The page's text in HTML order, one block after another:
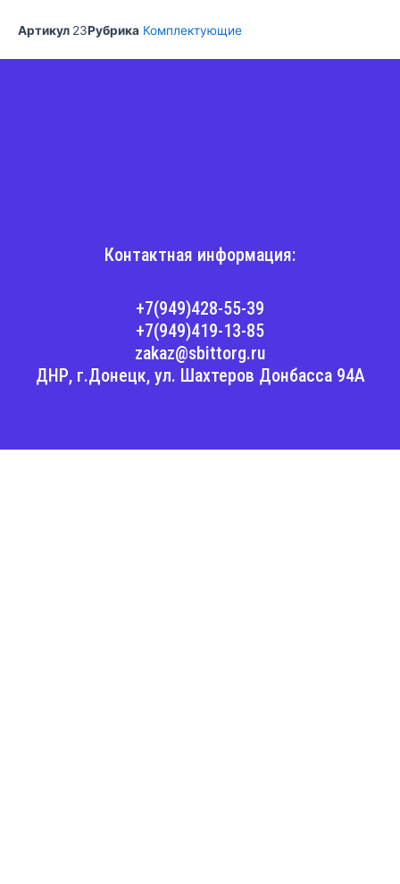
250
г/
Артикул 23Рубрика Комплектующие
Контактная информация:
+7(949)428-55-39
+7(949)419-13-85
zakaz@sbittorg.ru
ДНР, г.Донецк, ул. Шахтеров Донбасса 94А